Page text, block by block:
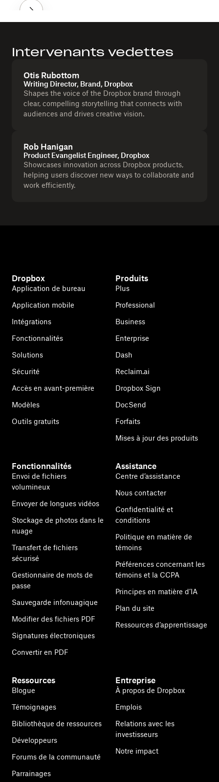
Intervenants vedettes
Otis Rubottom
Writing Director, Brand, Dropbox
Shapes the voice of the Dropbox brand through
clear, compelling storytelling that connects with
audiences and drives creative vision.
Rob Hanigan
Product Evangelist Engineer, Dropbox
Showcases innovation across Dropbox products,
helping users discover new ways to collaborate and
work efficiently.
Dropbox
Application de bureau
Application mobile
Intégrations
Fonctionnalités
Solutions
Sécurité
Accès en avant-première
Modèles
Outils gratuits
Produits
Plus
Professional
Business
Enterprise
Dash
Reclaim.ai
Dropbox Sign
DocSend
Forfaits
Mises à jour des produits
Fonctionnalités
Envoi de fichiers
volumineux
Envoyer de longues vidéos
Stockage de photos dans le
nuage
Transfert de fichiers
sécurisé
Gestionnaire de mots de
passe
Sauvegarde infonuagique
Modifier des fichiers PDF
Signatures électroniques
Convertir en PDF
Assistance
Centre d’assistance
Nous contacter
Confidentialité et
conditions
Politique en matière de
témoins
Préférences concernant les
témoins et la CCPA
Principes en matière d’IA
Plan du site
Ressources d’apprentissage
Ressources
Blogue
Témoignages
Bibliothèque de ressources
Développeurs
Forums de la communauté
Parrainages
Entreprise
À propos de Dropbox
Emplois
Relations avec les
investisseurs
Notre impact